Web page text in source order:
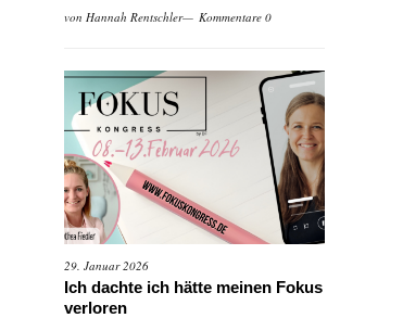
von Hannah Rentschler Kommentare 0
29. Januar 2026
Ich dachte ich hätte meinen Fokus
verloren